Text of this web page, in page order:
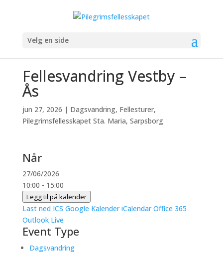
Velg en side
Fellesvandring Vestby –
Ås
jun 27, 2026 | Dagsvandring, Fellesturer,
Pilegrimsfellesskapet Sta. Maria, Sarpsborg
Når
27/06/2026
10:00 - 15:00
Legg til på kalender
Last ned ICS Google Kalender iCalendar Office 365
Outlook Live
Event Type
Dagsvandring